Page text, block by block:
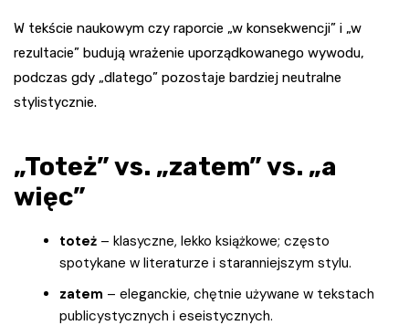
W tekście naukowym czy raporcie „w konsekwencji” i „w
rezultacie” budują wrażenie uporządkowanego wywodu,
podczas gdy „dlatego” pozostaje bardziej neutralne
stylistycznie.
„Toteż” vs. „zatem” vs. „a
więc”
toteż – klasyczne, lekko książkowe; często
spotykane w literaturze i staranniejszym stylu.
zatem – eleganckie, chętnie używane w tekstach
publicystycznych i eseistycznych.